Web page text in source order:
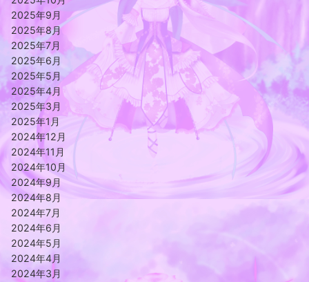
2025年9月
2025年8月
2025年7月
2025年6月
2025年5月
2025年4月
2025年3月
2025年1月
2024年12月
2024年11月
2024年10月
2024年9月
2024年8月
2024年7月
2024年6月
2024年5月
2024年4月
2024年3月